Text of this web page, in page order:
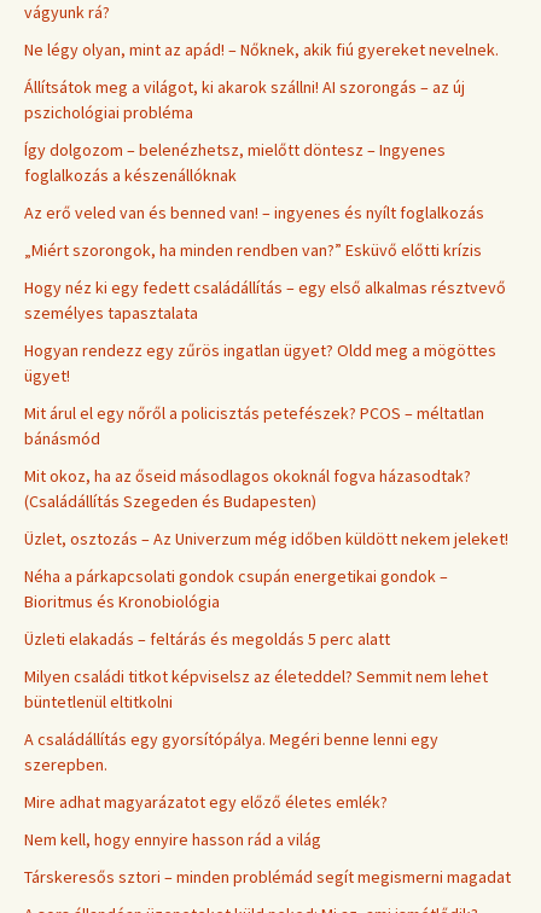
vágyunk rá?
Ne légy olyan, mint az apád! – Nőknek, akik fiú gyereket nevelnek.
Állítsátok meg a világot, ki akarok szállni! AI szorongás – az új
pszichológiai probléma
Így dolgozom – belenézhetsz, mielőtt döntesz – Ingyenes
foglalkozás a készenállóknak
Az erő veled van és benned van! – ingyenes és nyílt foglalkozás
„Miért szorongok, ha minden rendben van?” Esküvő előtti krízis
Hogy néz ki egy fedett családállítás – egy első alkalmas résztvevő
személyes tapasztalata
Hogyan rendezz egy zűrös ingatlan ügyet? Oldd meg a mögöttes
ügyet!
Mit árul el egy nőről a policisztás petefészek? PCOS – méltatlan
bánásmód
Mit okoz, ha az őseid másodlagos okoknál fogva házasodtak?
(Családállítás Szegeden és Budapesten)
Üzlet, osztozás – Az Univerzum még időben küldött nekem jeleket!
Néha a párkapcsolati gondok csupán energetikai gondok –
Bioritmus és Kronobiológia
Üzleti elakadás – feltárás és megoldás 5 perc alatt
Milyen családi titkot képviselsz az életeddel? Semmit nem lehet
büntetlenül eltitkolni
A családállítás egy gyorsítópálya. Megéri benne lenni egy
szerepben.
Mire adhat magyarázatot egy előző életes emlék?
Nem kell, hogy ennyire hasson rád a világ
Társkeresős sztori – minden problémád segít megismerni magadat